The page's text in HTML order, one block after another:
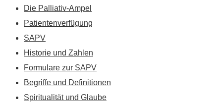
Die Palliativ-Ampel
Patientenverfügung
SAPV
Historie und Zahlen
Formulare zur SAPV
Begriffe und Definitionen
Spiritualität und Glaube